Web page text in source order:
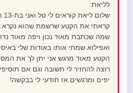
לליאת:
שלום ליאת קוראים לי טל ואני בת-13 וחצי
קראתי את הקטע שרשמת שהוא
שמה שכתבת מאוד נכון ויפה מאוד
ואפילוא שמתי אותו באודות שלי
הקטע מאוד מרגש אני יתן לך את
רוצה להחזיר לי תשובה וגם אם
יפים ומרגשים אז תודעי לי בבקשה!